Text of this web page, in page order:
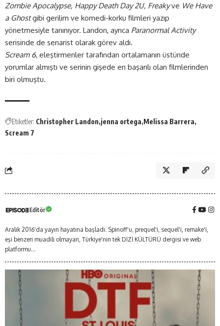
Zombie Apocalypse, Happy Death Day 2U, Freakyve We Have
a Ghostgibi gerilim ve komedi-korku filmleri yazıp
yönetmesiyle tanınıyor. Landon, ayrıca Paranormal Activity
serisinde de senarist olarak görev aldı.
Scream 6, eleştirmenler tarafından ortalamanın üstünde
yorumlar almıştı ve serinin gişede en başarılı olan filmlerinden
biri olmuştu.
Etiketler: Christopher Landon jenna ortega Melissa Barrera
Scream 7
Editör
Aralık 2016'da yayın hayatına başladı. Spinoff'u, prequel'i, sequel'i, remake'i,
eşi benzeri muadili olmayan, Türkiye'nin tek DİZİ KÜLTÜRÜ dergisi ve web
platformu...